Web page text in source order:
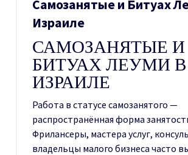
Самозанятые и Битуах
Израиле
САМОЗАНЯТЫЕ И
БИТУАХ ЛЕУМИ В
ИЗРАИЛЕ
Работа в статусе самозанятого —
распространённая форма
Фрилансеры, мастера услуг,
владельцы малого бизнеса часто